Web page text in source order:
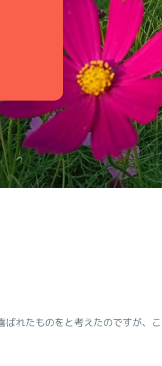
れたものをと考えたのですが、